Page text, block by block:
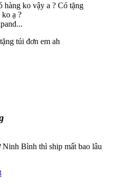
hàng ko vậy a ? Có tặng
ạ ?
túi đơn em ah
Ninh Bình thì ship mất bao lâu